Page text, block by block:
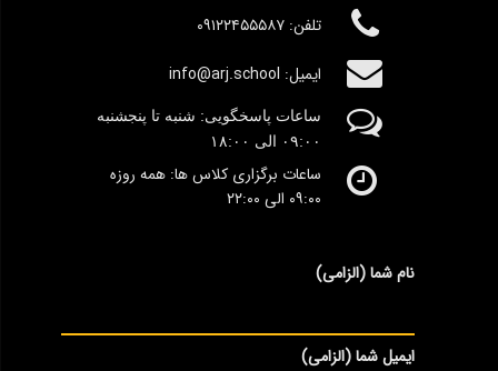
تلفن: ۰۹۱۲۲۴۵۵۵۸۷
ایمیل: info@arj.school
ساعات پاسخگویی: شنبه تا پنجشنبه
٠۹:۰۰ الی ١٨:٠٠
ساعات برگزاری کلاس ها: همه روزه
۰۹:۰۰ الی ۲۲:۰۰
نام شما (الزامی)
ایمیل شما (الزامی)